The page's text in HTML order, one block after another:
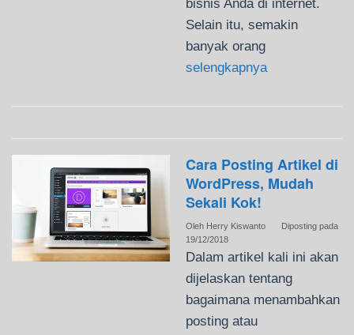
bisnis Anda di internet.
Selain itu, semakin
banyak orang
selengkapnya
Cara Posting Artikel di
WordPress, Mudah
Sekali Kok!
Oleh Herry Kiswanto
Diposting pada
19/12/2018
Dalam artikel kali ini akan
dijelaskan tentang
bagaimana menambahkan
posting atau